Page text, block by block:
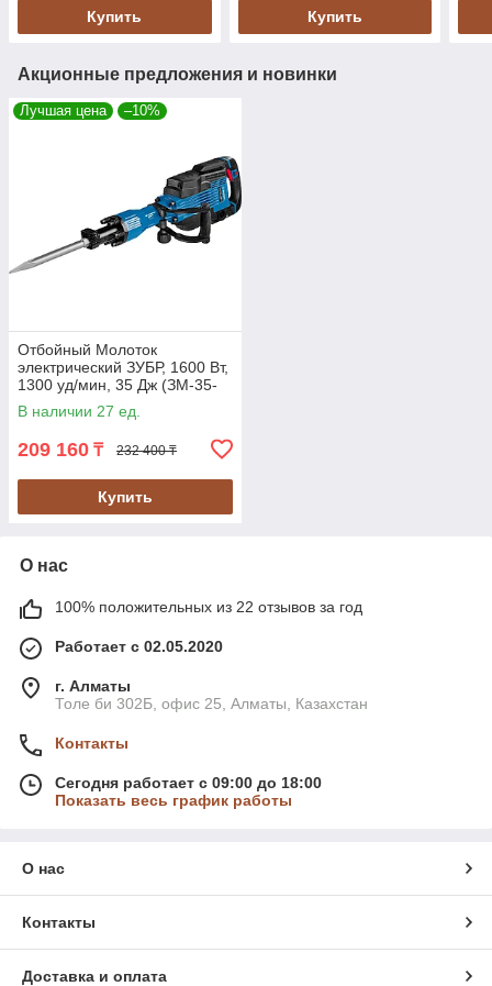
Купить Купить
Акционные предложения и новинки
Лучшая цена –10%
Отбойный Молоток
электрический ЗУБР, 1600 Вт,
1300 уд/мин, 35 Дж (ЗМ-35-
1600 ВК)
В наличии 27 ед.
209 160 ₸ 232 400 ₸
Купить
О нас
100% положительных из 22 отзывов за год
Работает с 02.05.2020
г. Алматы
Толе би 302Б, офис 25, Алматы, Казахстан
Контакты
Сегодня работает с 09:00 до 18:00
Показать весь график работы
О нас
Контакты
Доставка и оплата